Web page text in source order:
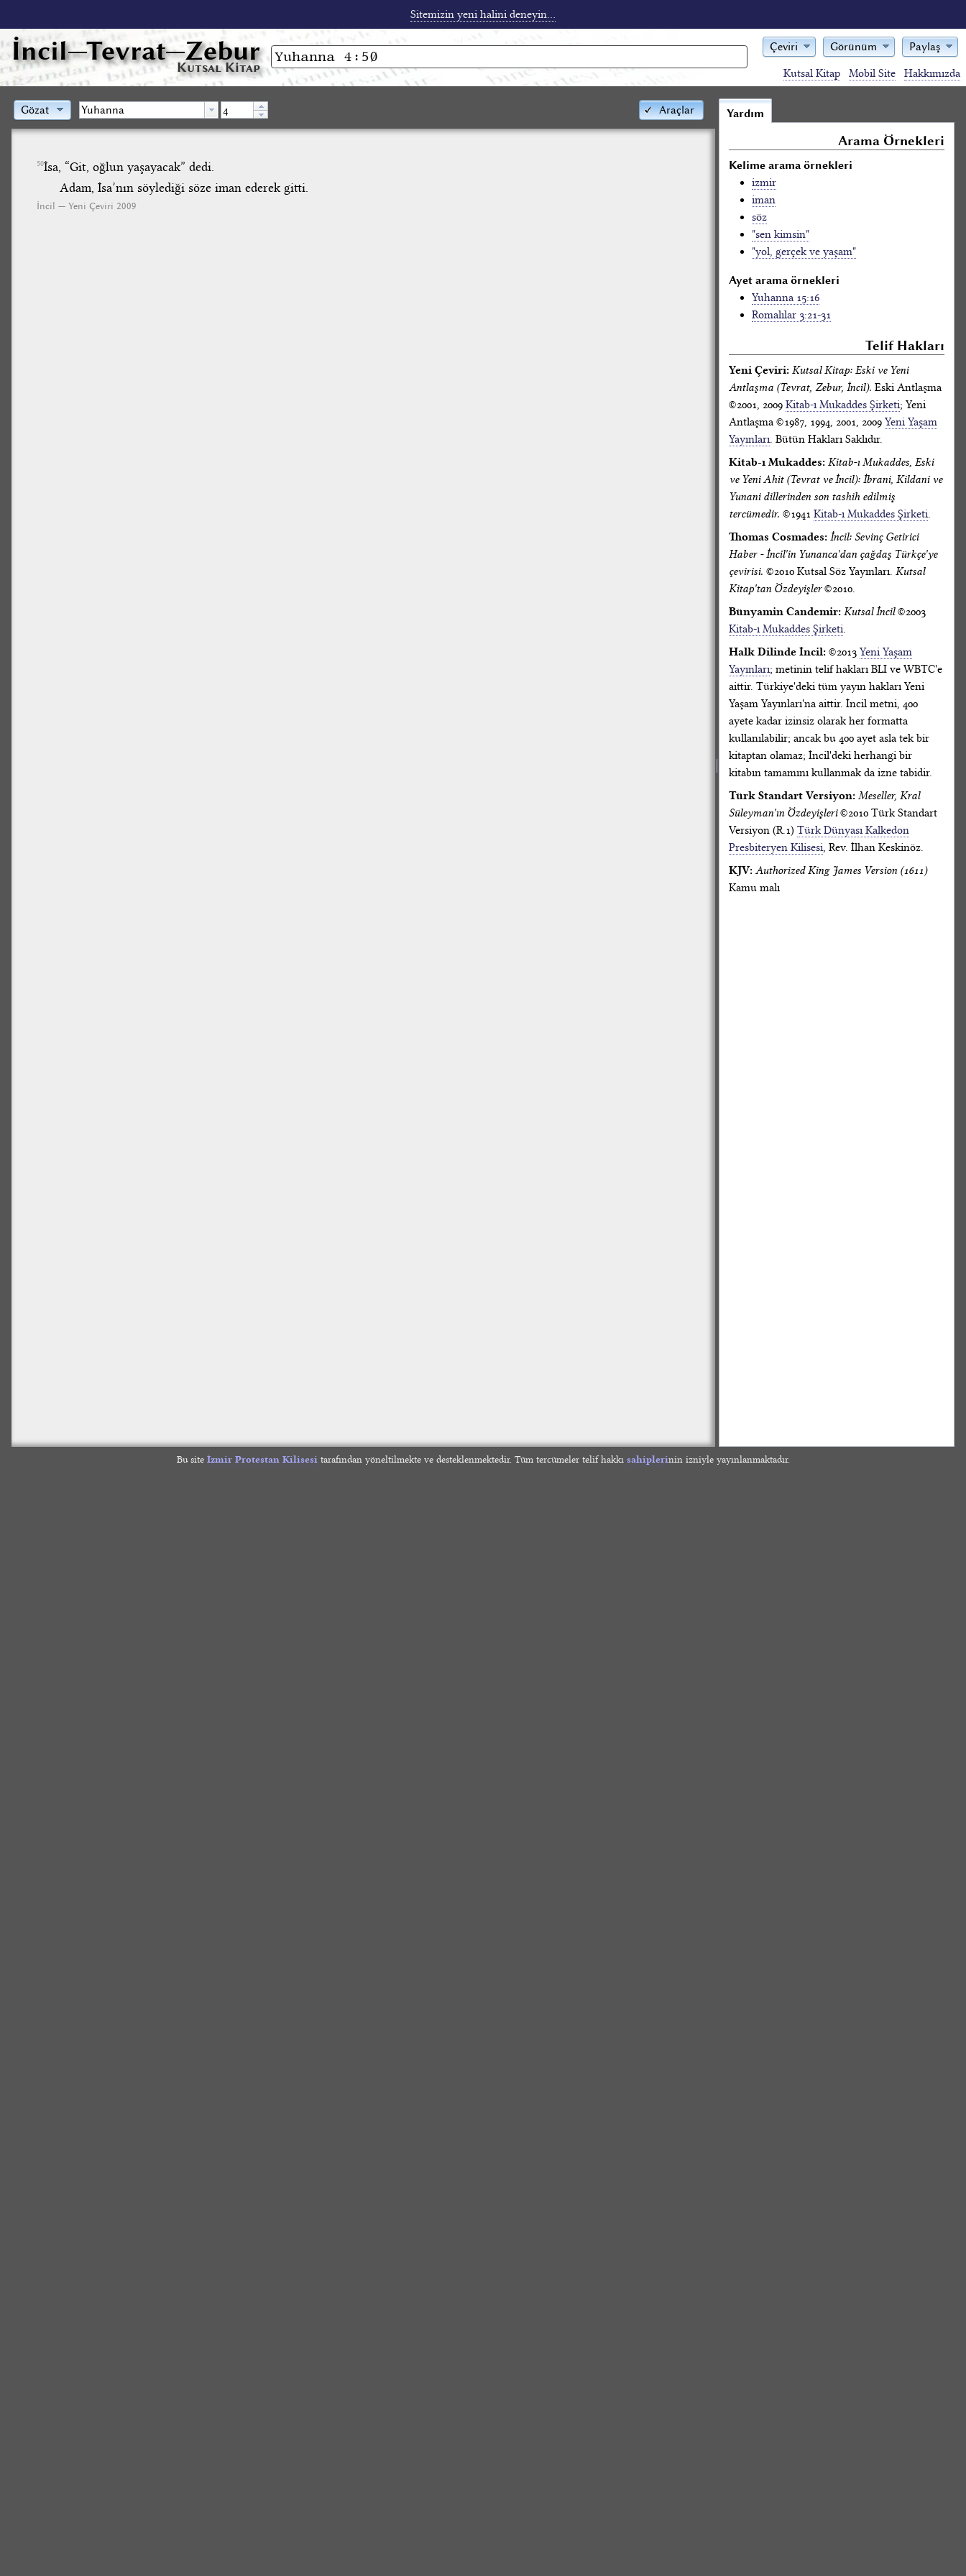
Sitemizin yeni halini deneyin...
İncil—Tevrat—Zebur
Kutsal Kitap
Çeviri Görünüm Paylaş
Kutsal Kitap Mobil Site Hakkımızda
Araçlar
Gözat
50İsa, “Git, oğlun yaşayacak” dedi.
Adam, İsa’nın söylediği söze iman ederek gitti.
İncil — Yeni Çeviri 2009
Yardım
Arama Örnekleri
Kelime arama örnekleri
izmir
iman
söz
"sen kimsin"
"yol, gerçek ve yaşam"
Ayet arama örnekleri
Yuhanna 15:16
Romalılar 3:21-31
Telif Hakları
Yeni Çeviri: Kutsal Kitap: Eski ve Yeni
Antlaşma (Tevrat, Zebur, İncil). Eski Antlaşma
©2001, 2009 Kitab-ı Mukaddes Şirketi; Yeni
Antlaşma ©1987, 1994, 2001, 2009 Yeni Yaşam
Yayınları. Bütün Hakları Saklıdır.
Kitab-ı Mukaddes: Kitab-ı Mukaddes, Eski
ve Yeni Ahit (Tevrat ve İncil): İbrani, Kildani ve
Yunani dillerinden son tashih edilmiş
tercümedir. ©1941 Kitab-ı Mukaddes Şirketi.
Thomas Cosmades: İncil: Sevinç Getirici
Haber - İncil'in Yunanca'dan çağdaş Türkçe'ye
çevirisi. ©2010 Kutsal Söz Yayınları. Kutsal
Kitap'tan Özdeyişler©2010.
Bünyamin Candemir: Kutsal İncil©2003
Kitab-ı Mukaddes Şirketi.
Halk Dilinde İncil: ©2013 Yeni Yaşam
Yayınları; metinin telif hakları BLI ve WBTC'e
aittir. Türkiye'deki tüm yayın hakları Yeni
Yaşam Yayınları'na aittir. İncil metni, 400
ayete kadar izinsiz olarak her formatta
kullanılabilir; ancak bu 400 ayet asla tek bir
kitaptan olamaz; İncil'deki herhangi bir
kitabın tamamını kullanmak da izne tabidir.
Türk Standart Versiyon: Meseller, Kral
Süleyman'ın Özdeyişleri©2010 Türk Standart
Versiyon (R.1) Türk Dünyası Kalkedon
Presbiteryen Kilisesi, Rev. İlhan Keskinöz.
KJV: Authorized King James Version (1611)
Kamu malı
Bu site İzmir Protestan Kilisesitarafından yöneltilmekte ve desteklenmektedir. Tüm tercümeler telif hakkı sahiplerinin izniyle yayınlanmaktadır.